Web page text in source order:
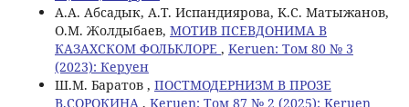
A.А. Абсадык, A.T. Испандиярова, K.С. Матыжанов,
О.М. Жолдыбаев, МОТИВ ПСЕВДОНИМА В
КАЗАХСКОМ ФОЛЬКЛОРЕ , Keruen: Том 80 № 3
(2023): Керуен
Ш.М. Баратов , ПОСТМОДЕРНИЗМ В ПРОЗЕ
В.СОРОКИНА , Keruen: Том 87 № 2 (2025): Keruen